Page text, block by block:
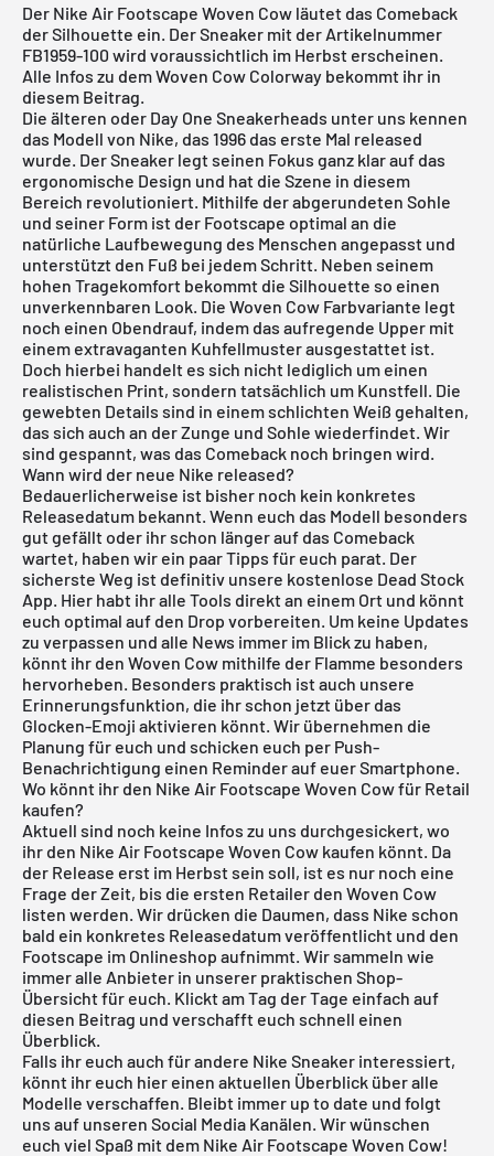
Der Nike Air Footscape Woven Cow läutet das Comeback
der Silhouette ein. Der Sneaker mit der Artikelnummer
FB1959-100 wird voraussichtlich im Herbst erscheinen.
Alle Infos zu dem Woven Cow Colorway bekommt ihr in
diesem Beitrag.
Die älteren oder Day One Sneakerheads unter uns kennen
das Modell von Nike, das 1996 das erste Mal released
wurde. Der Sneaker legt seinen Fokus ganz klar auf das
ergonomische Design und hat die Szene in diesem
Bereich revolutioniert. Mithilfe der abgerundeten Sohle
und seiner Form ist der Footscape optimal an die
natürliche Laufbewegung des Menschen angepasst und
unterstützt den Fuß bei jedem Schritt. Neben seinem
hohen Tragekomfort bekommt die Silhouette so einen
unverkennbaren Look. Die Woven Cow Farbvariante legt
noch einen Obendrauf, indem das aufregende Upper mit
einem extravaganten Kuhfellmuster ausgestattet ist.
Doch hierbei handelt es sich nicht lediglich um einen
realistischen Print, sondern tatsächlich um Kunstfell. Die
gewebten Details sind in einem schlichten Weiß gehalten,
das sich auch an der Zunge und Sohle wiederfindet. Wir
sind gespannt, was das Comeback noch bringen wird.
Wann wird der neue Nike released?
Bedauerlicherweise ist bisher noch kein konkretes
Releasedatum bekannt. Wenn euch das Modell besonders
gut gefällt oder ihr schon länger auf das Comeback
wartet, haben wir ein paar Tipps für euch parat. Der
sicherste Weg ist definitiv unsere kostenlose Dead Stock
App. Hier habt ihr alle Tools direkt an einem Ort und könnt
euch optimal auf den Drop vorbereiten. Um keine Updates
zu verpassen und alle News immer im Blick zu haben,
könnt ihr den Woven Cow mithilfe der Flamme besonders
hervorheben. Besonders praktisch ist auch unsere
Erinnerungsfunktion, die ihr schon jetzt über das
Glocken-Emoji aktivieren könnt. Wir übernehmen die
Planung für euch und schicken euch per Push-
Benachrichtigung einen Reminder auf euer Smartphone.
Wo könnt ihr den Nike Air Footscape Woven Cow für Retail
kaufen?
Aktuell sind noch keine Infos zu uns durchgesickert, wo
ihr den Nike Air Footscape Woven Cow kaufen könnt. Da
der Release erst im Herbst sein soll, ist es nur noch eine
Frage der Zeit, bis die ersten Retailer den Woven Cow
listen werden. Wir drücken die Daumen, dass Nike schon
bald ein konkretes Releasedatum veröffentlicht und den
Footscape im Onlineshop aufnimmt. Wir sammeln wie
immer alle Anbieter in unserer praktischen Shop-
Übersicht für euch. Klickt am Tag der Tage einfach auf
diesen Beitrag und verschafft euch schnell einen
Überblick.
Falls ihr euch auch für andere Nike Sneaker interessiert,
könnt ihr euch hier einen aktuellen Überblick über alle
Modelle verschaffen. Bleibt immer up to date und folgt
uns auf unseren Social Media Kanälen. Wir wünschen
euch viel Spaß mit dem Nike Air Footscape Woven Cow!